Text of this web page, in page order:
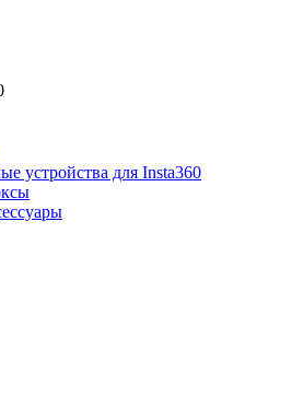
устройства для Insta360